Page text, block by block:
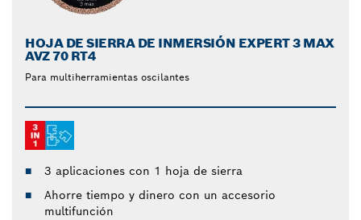
HOJA DE SIERRA DE INMERSIÓN EXPERT 3 MAX
AVZ 70 RT4
Para multiherramientas oscilantes
3 aplicaciones con 1 hoja de sierra
Ahorre tiempo y dinero con un accesorio
multifunción